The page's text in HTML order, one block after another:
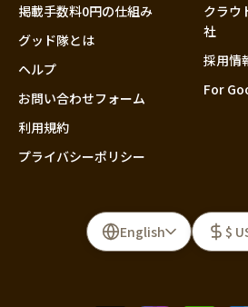
掲載手数料0円の仕組み
グッド隊とは
ヘルプ
お問い合わせフォーム
利用規約
プライバシーポリシー
クラウ
社
採用情
For
English $